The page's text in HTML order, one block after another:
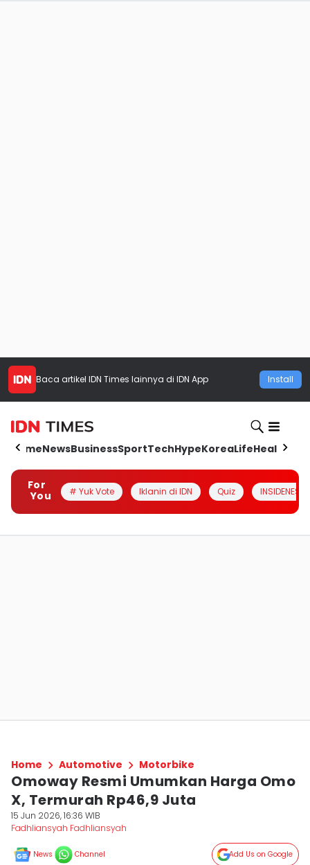
Baca artikel IDN Times lainnya di IDN App Install
HomeNewsBusinessSportTechHypeKoreaLifeHealth
For
You
# Yuk Vote Iklanin di IDN Quiz INSIDENESIA
Home Automotive Motorbike
Omoway Resmi Umumkan Harga Omo
X, Termurah Rp46,9 Juta
15 Jun 2026, 16:36 WIB
Fadhliansyah Fadhliansyah
News Channel Add Us on Google